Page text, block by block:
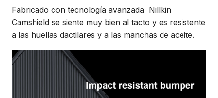
Fabricado con tecnología avanzada, Nillkin
Camshield se siente muy bien al tacto y es resistente
a las huellas dactilares y a las manchas de aceite.